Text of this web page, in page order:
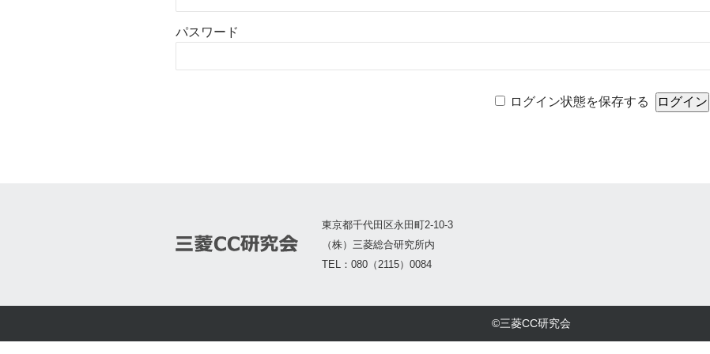
パスワード
ログイン状態を保存する
東京都千代田区永田町2-10-3
（株）三菱総合研究所内
TEL：080（2115）0084
©三菱CC研究会